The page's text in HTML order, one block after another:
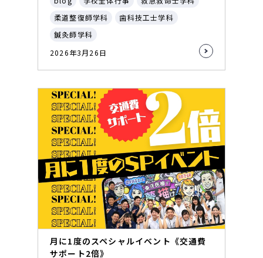
柔道整復師学科
歯科技工士学科
鍼灸師学科
2026年3月26日
月に1度のスペシャルイベント《交通費
サポート2倍》